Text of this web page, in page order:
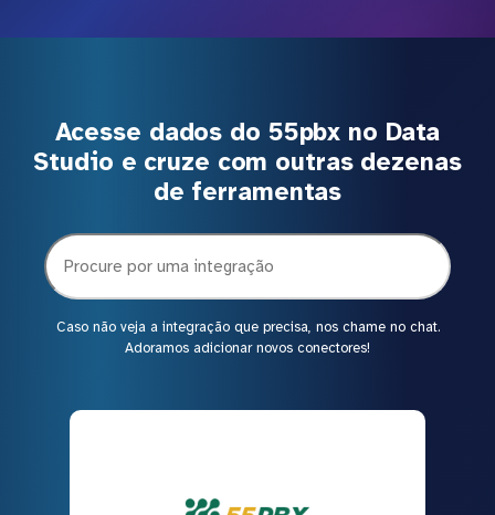
Acesse dados do 55pbx no Data
Studio e cruze com outras dezenas
de ferramentas
Caso não veja a integração que precisa, nos chame no chat.
Adoramos adicionar novos conectores!